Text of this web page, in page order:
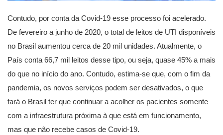
Contudo, por conta da Covid-19 esse processo foi acelerado.
De fevereiro a junho de 2020, o total de leitos de UTI disponíveis
no Brasil aumentou cerca de 20 mil unidades. Atualmente, o
País conta 66,7 mil leitos desse tipo, ou seja, quase 45% a mais
do que no início do ano. Contudo, estima-se que, com o fim da
pandemia, os novos serviços podem ser desativados, o que
fará o Brasil ter que continuar a acolher os pacientes somente
com a infraestrutura próxima à que está em funcionamento,
mas que não recebe casos de Covid-19.